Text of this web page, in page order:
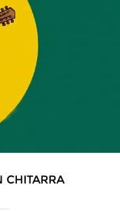
CHITARRA